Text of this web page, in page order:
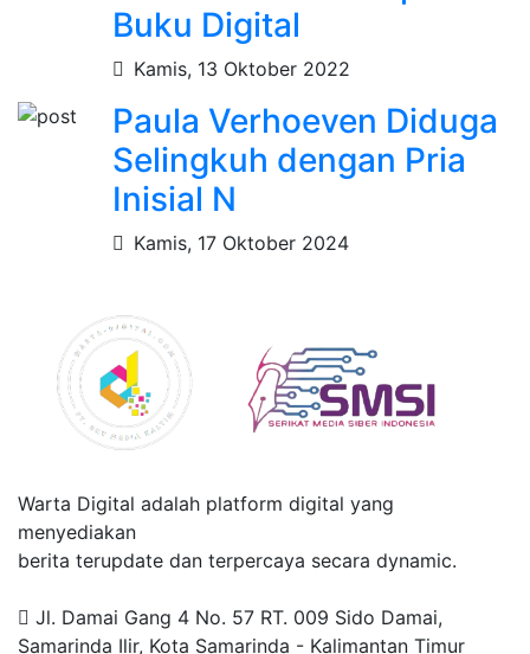
Buku Digital
Kamis, 13 Oktober 2022
Paula Verhoeven Diduga
Selingkuh dengan Pria
Inisial N
Kamis, 17 Oktober 2024
Warta Digital adalah platform digital yang
menyediakan
berita terupdate dan terpercaya secara dynamic.
Jl. Damai Gang 4 No. 57 RT. 009 Sido Damai,
Samarinda Ilir, Kota Samarinda - Kalimantan Timur